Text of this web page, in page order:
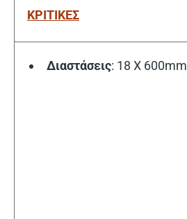
ΚΡΙΤΙΚΕΣ
Διαστάσεις: 18 Χ 600mm